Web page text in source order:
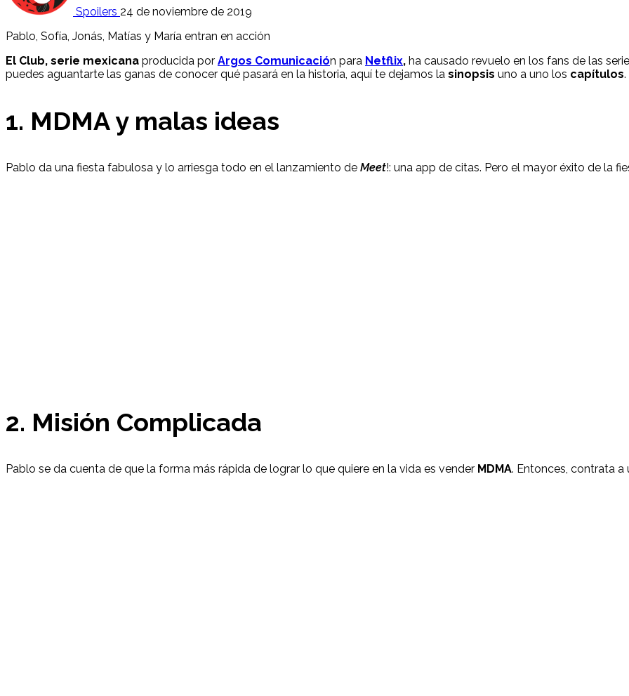
Spoilers 24 de noviembre de 2019
Pablo, Sofía, Jonás, Matías y María entran en acción
El Club, serie mexicana producida por Argos Comunicación para Netflix, ha causado revuelo en los fans de las
puedes aguantarte las ganas de conocer qué pasará en la historia, aquí te dejamos la sinopsis uno a uno los capítulos.
1. MDMA y malas ideas
Pablo da una fiesta fabulosa y lo arriesga todo en el lanzamiento de Meet!: una app de citas. Pero el mayor éxito de la
2. Misión Complicada
Pablo se da cuenta de que la forma más rápida de lograr lo que quiere en la vida es vender MDMA. Entonces, contrata